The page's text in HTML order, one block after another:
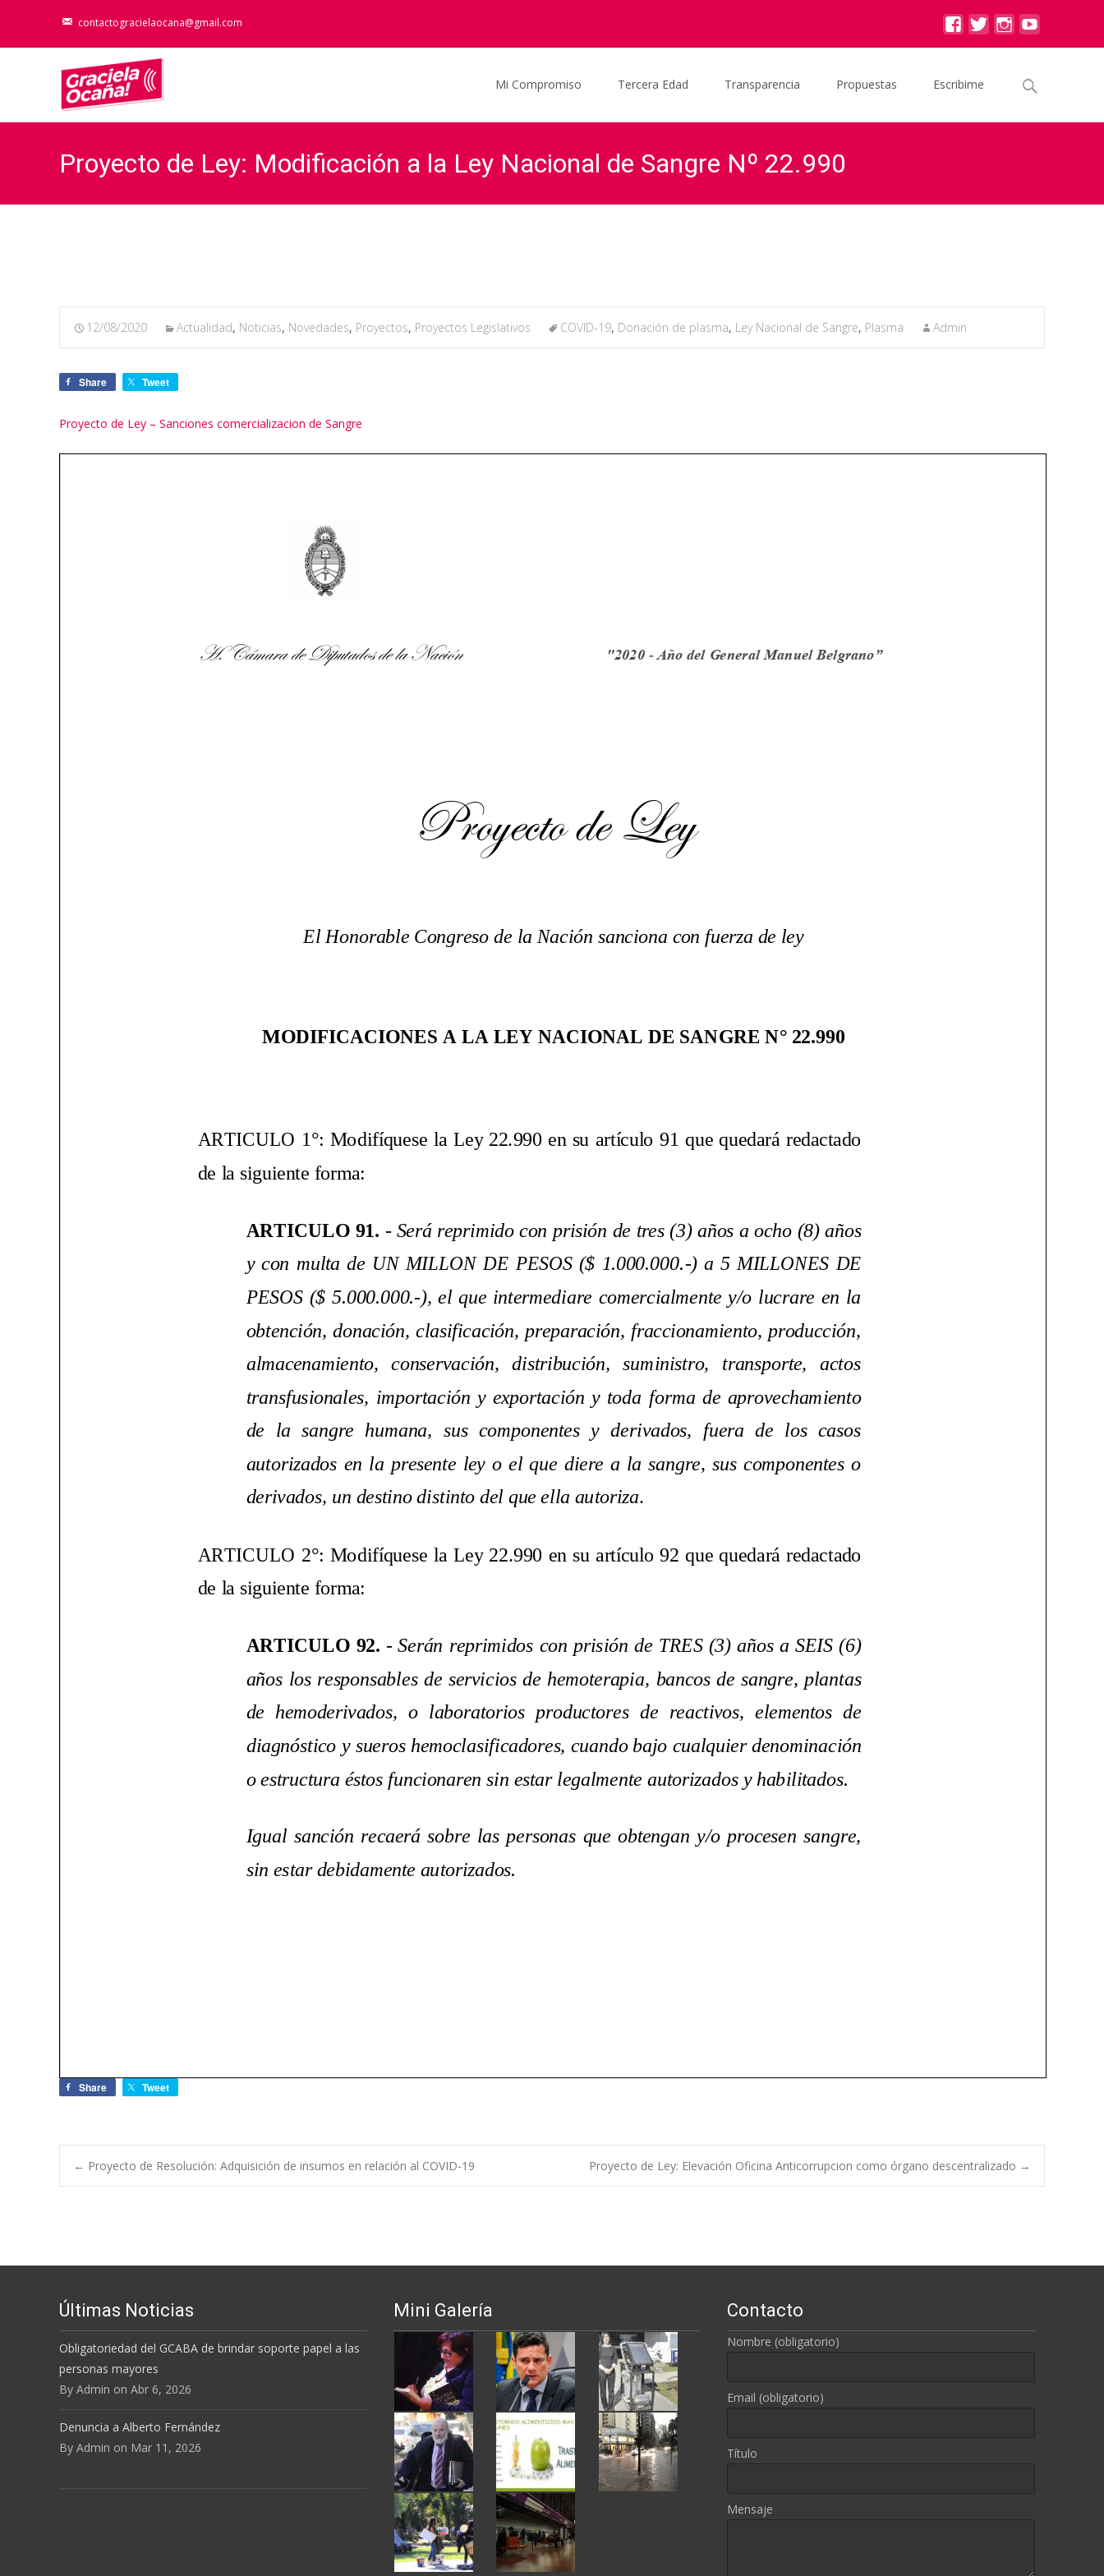
contactogracielaocana@gmail.com
Mi Compromiso
Tercera Edad Transparencia Propuestas Escribime
Buscar
Proyecto de Ley: Modificación a la Ley Nacional de Sangre Nº 22.990
12/08/2020 Actualidad, Noticias, Novedades, Proyectos, Proyectos Legislativos COVID-19, Donación de plasma, Ley Nacional de Sangre, Plasma Admin
Share Tweet
Proyecto de Ley – Sanciones comercializacion de Sangre
Share Tweet
← Proyecto de Resolución: Adquisición de insumos en relación al COVID-19 Proyecto de Ley: Elevación Oficina Anticorrupcion como órgano descentralizado →
Últimas Noticias
Obligatoriedad del GCABA de brindar soporte papel a las
personas mayores
By Admin on Abr 6, 2026
Denuncia a Alberto Fernández
By Admin on Mar 11, 2026
Mini Galería Contacto
Nombre (obligatorio)
Email (obligatorio)
Título
Mensaje